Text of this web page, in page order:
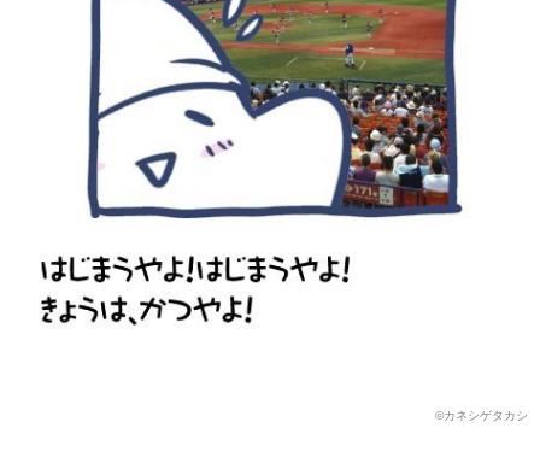
©️カネシゲタカシ